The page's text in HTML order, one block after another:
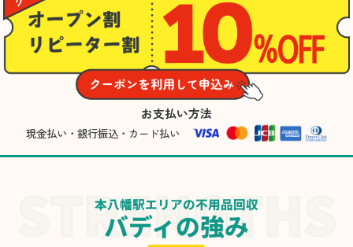
お支払い方法
現金払い・銀行振込・カード払い
本八幡駅エリアの不用品回収
バディの強み